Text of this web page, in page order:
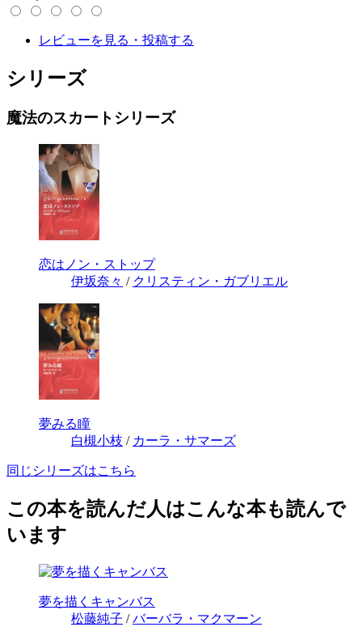
レビューを見る・投稿する
シリーズ
魔法のスカートシリーズ
恋はノン・ストップ
伊坂奈々 / クリスティン・ガブリエル
夢みる瞳
白槻小枝 / カーラ・サマーズ
同じシリーズはこちら
この本を読んだ人はこんな本も読んで
います
夢を描くキャンバス
松藤純子 /バーバラ・マクマーン